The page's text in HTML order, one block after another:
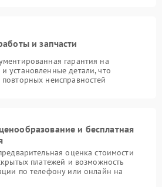
и запчасти
гарантия на
установленные детали, что
неисправностей
и бесплатная
оценка стоимости
платежей и возможность
по телефону или онлайн на